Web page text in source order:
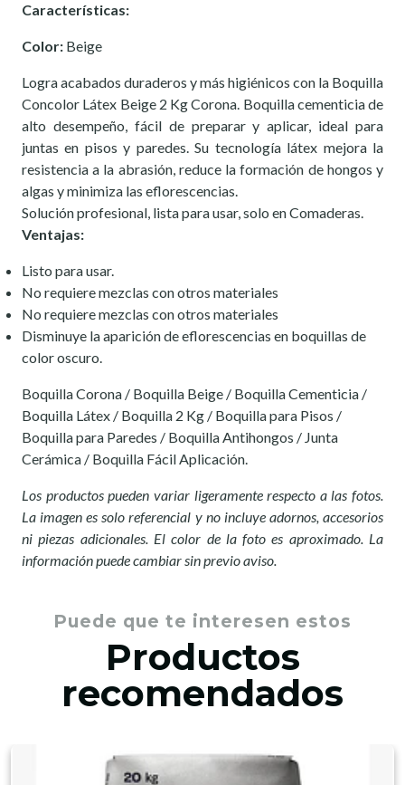
Características:
Color: Beige
Logra acabados duraderos y más higiénicos con la Boquilla
Concolor Látex Beige 2 Kg Corona. Boquilla cementicia de
alto desempeño, fácil de preparar y aplicar, ideal para
juntas en pisos y paredes. Su tecnología látex mejora la
resistencia a la abrasión, reduce la formación de hongos y
algas y minimiza las eflorescencias.
Solución profesional, lista para usar, solo en Comaderas.
Ventajas:
Listo para usar.
No requiere mezclas con otros materiales
No requiere mezclas con otros materiales
Disminuye la aparición de eflorescencias en boquillas de
color oscuro.
Boquilla Corona / Boquilla Beige / Boquilla Cementicia /
Boquilla Látex / Boquilla 2 Kg / Boquilla para Pisos /
Boquilla para Paredes / Boquilla Antihongos / Junta
Cerámica / Boquilla Fácil Aplicación.
Los productos pueden variar ligeramente respecto a las fotos.
La imagen es solo referencial y no incluye adornos, accesorios
ni piezas adicionales. El color de la foto es aproximado. La
información puede cambiar sin previo aviso.
Puede que te interesen estos
Productos
recomendados